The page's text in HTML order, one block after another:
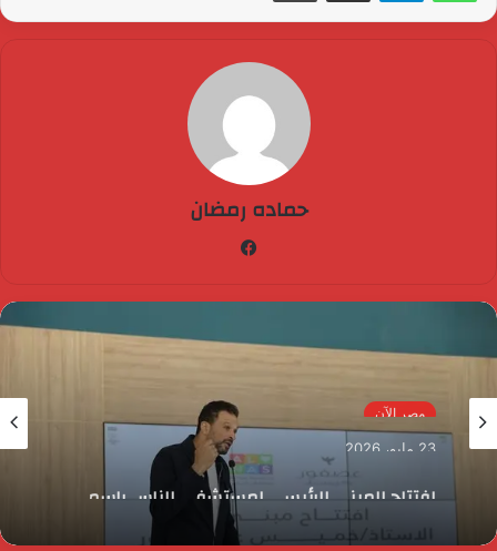
حماده رمضان
مصر الآن
23 مايو، 2026
افتتاح المبنى الرئيسي لمستشفى الناس باسم
الراحل خميس عصفور